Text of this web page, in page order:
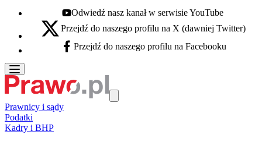
Youtube - otwiera się w nowej karcie
Odwiedź nasz kanał w serwisie YouTube
X - otwiera się w nowej karcie
Przejdź do naszego profilu na X (dawniej Twitter)
Facebook - otwiera się w nowej karcie
Przejdź do naszego profilu na Facebooku
Prawnicy i sądy
Podatki
Kadry i BHP